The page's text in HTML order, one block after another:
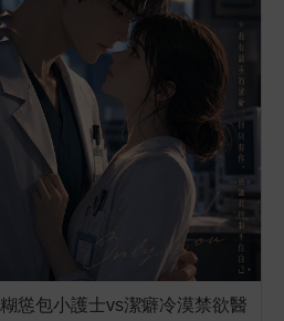
慫包小護士vs潔癖冷漠禁欲醫